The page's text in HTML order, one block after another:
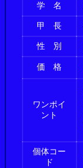
学 名
甲 長
性 別
価 格
ワンポイ
ント
個体コー
ド